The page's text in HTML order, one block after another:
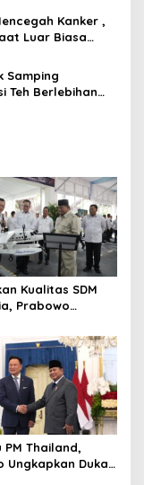
Kanker ,
Luar Biasa
Samping
Teh Berlebihan
Kualitas SDM
Prabowo
Universitas
PM Thailand,
Ungkapkan Duka